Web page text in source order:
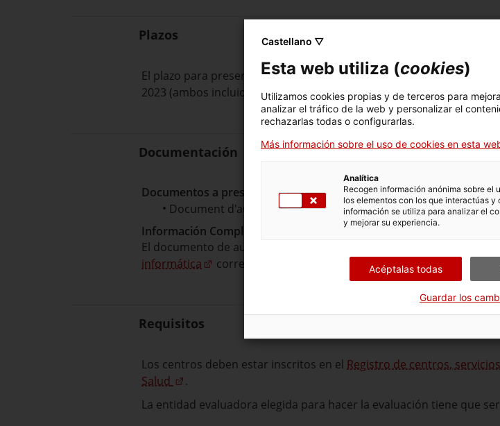
Plazos
El plazo para presentar la solicitud de renovación del certificado
2023 (ambos incluidos).
Documentación
Documentos a presentar para empezar el trámite
Document d'autoavaluació
Información Complementaria
El documento de autoevaluación se debe formalizar de acuerdo
informática
correspondiente.
Requisitos
Los centros deben estar inscritos en el Registro de centros,
Salud
.
La entidad evaluadora elegida para hacer la evaluación tiene que
Castellano ▽
Esta web utiliza (cookies)
Utilizamos cookies propias y de terceros para
analizar el tráfico de la web y personalizar el
rechazarlas todas o configurarlas.
Más información sobre el uso de cookies en esta
Analítica
Recogen información anónima sobre el
los elementos con los que interactúas y
información se utiliza para analizar el
y mejorar su experiencia.
Acéptalas todas
Guardar los